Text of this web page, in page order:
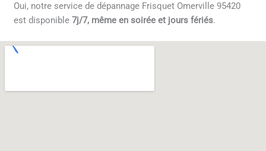
Oui, notre service de dépannage Frisquet Omerville 95420
est disponible7j/7, même en soirée et jours fériés.